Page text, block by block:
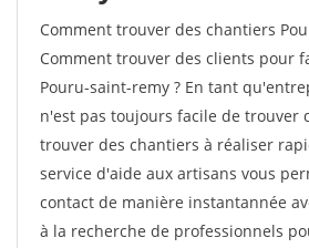
Comment trouver des chantiers
Comment trouver des clients pour
Pouru-saint-remy ? En tant
n'est pas toujours facile de trouver
trouver des chantiers à réaliser
service d'aide aux artisans vous
contact de manière instantannée
à la recherche de professionnels